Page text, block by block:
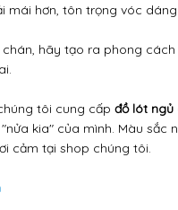
mái hơn, tôn trọng vóc
hãy tạo ra phong
tôi cung cấp đồ lót ngủ
kia" của mình. Màu sắc
cảm tại shop chúng tôi.